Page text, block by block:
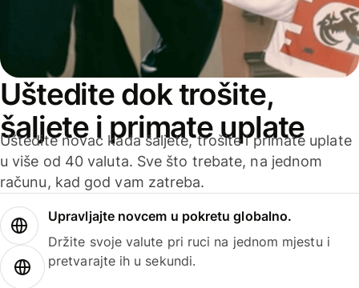
Uštedite dok trošite,
šaljete i primate uplate
Uštedite novac kada šaljete, trošite i primate uplate
u više od 40 valuta. Sve što trebate, na jednom
računu, kad god vam zatreba.
Upravljajte novcem u pokretu globalno.
Držite svoje valute pri ruci na jednom mjestu i
pretvarajte ih u sekundi.